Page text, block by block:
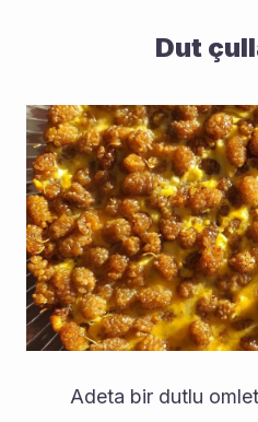
Dut
Adeta bir dutlu